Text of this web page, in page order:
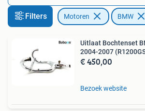
Filters Motoren BMW
Uitlaat Bochtenset
2004-2007
€ 450,00
Bezoek website